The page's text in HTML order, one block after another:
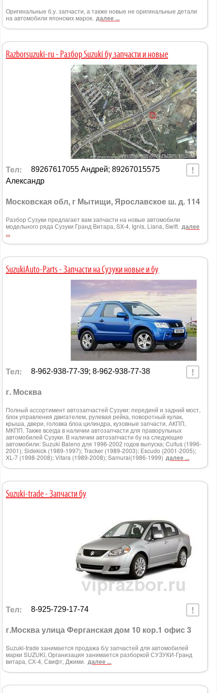
Оригинальные б.у. запчасти, а также новые не оригинальные детали
на автомобили японских марок. далее ...
Razborsuzuki-ru - Разбор Suzuki бу запчасти и новые
Тел:
89267617055 Андрей; 89267015575
Александр
Московская обл, г Мытищи, Ярославское ш. д. 114
Разбор Сузуки предлагает вам запчасти на новые автомобили
модельного ряда Сузуки Гранд Витара, SX-4, Ignis, Liana, Swift. далее
...
SuzukiAuto-Parts - Запчасти на Сузуки новые и бу
Тел: 8-962-938-77-39; 8-962-938-77-38
г. Москва
Полный ассортимент автозапчастей Сузуки: перединй и задний мост,
блок управления двигателем, рулевая рейка, поворотный кулак,
крыша, двери, головка блоа цилиндра, кузовные запчасти, АКПП,
МКПП. Также всегда в наличии автозапчасти для праворульных
автомобилей Сузуки. В наличии автозапчасти бу на следующие
автомобили: Suzuki Baleno для 1996-2002 годов выпуска; Cultus (1996-
2001); Sidekick (1989-1997); Tracker (1989-2003); Escudo (2001-2005);
XL-7 (1998-2008); Vitara (1989-2008); Samurai(1986-1999) далее ...
Suzuki-trade - Запчасти бу
Тел: 8-925-729-17-74
г.Москва улица Ферганская дом 10 кор.1 офис 3
Suzuki-trade занимается продажа б/у запчастей для автомобилей
марки SUZUKI, Организация занимается разборкой СУЗУКИ-Гранд
витара, СХ-4, Свифт, Джими. далее ...